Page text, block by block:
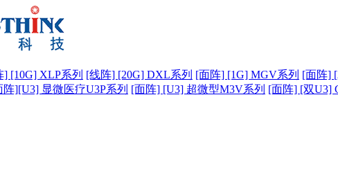
] [10G] XLP系列 [线阵] [20G] DXL系列 [面阵] [1G] MGV系列 [面阵]
阵][U3] 显微医疗U3P系列 [面阵] [U3] 超微型M3V系列 [面阵] [双U3]